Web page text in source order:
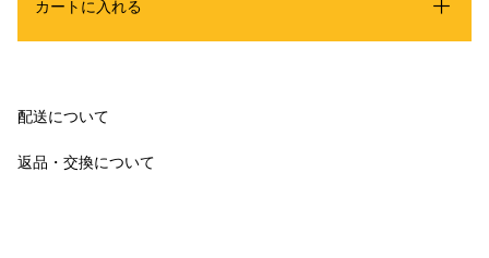
カートに入れる
配送について
返品・交換について